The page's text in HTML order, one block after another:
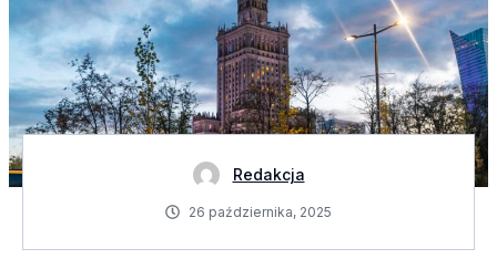
Redakcja
26 października, 2025